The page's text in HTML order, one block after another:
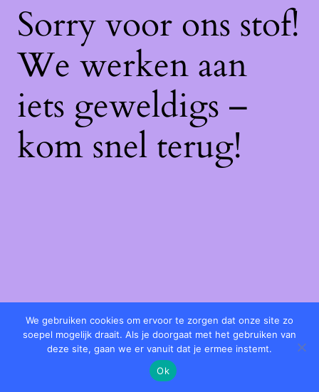
Sorry voor ons stof!
We werken aan
iets geweldigs –
kom snel terug!
We gebruiken cookies om ervoor te zorgen dat onze site zo
soepel mogelijk draait. Als je doorgaat met het gebruiken van
deze site, gaan we er vanuit dat je ermee instemt.
Ok